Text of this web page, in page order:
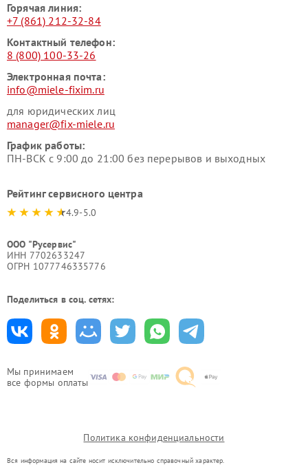
Мы принимаем
все формы оплаты
Горячая линия:
+7 (861) 212-32-84
Контактный телефон:
8 (800) 100-33-26
Электронная почта:
info@miele-fixim.ru
для юридических лиц
manager@fix-miele.ru
График работы:
ПН-ВСК с 9:00 до 21:00 без перерывов и выходных
Рейтинг сервисного центра
4.9-5.0
ООО "Русервис"
ИНН 7702633247
ОГРН 1077746335776
Поделиться в соц. сетях:
Политика конфиденциальности
Вся информация на сайте носит исключительно справочный характер.